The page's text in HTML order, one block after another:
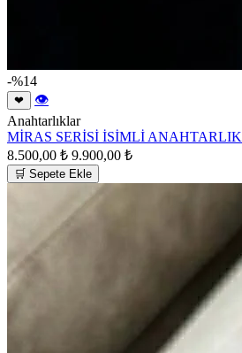
-%14
❤
👁
Anahtarlıklar
MİRAS SERİSİ İSİMLİ ANAHTARLIK
8.500,00 ₺ 9.900,00 ₺
🛒 Sepete Ekle